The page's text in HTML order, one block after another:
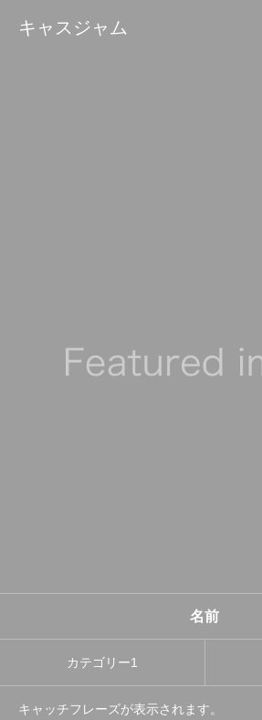
キャスジャム
名前
カテゴリー1
キャッチフレーズが表示されます。